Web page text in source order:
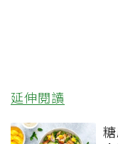
延伸閱讀